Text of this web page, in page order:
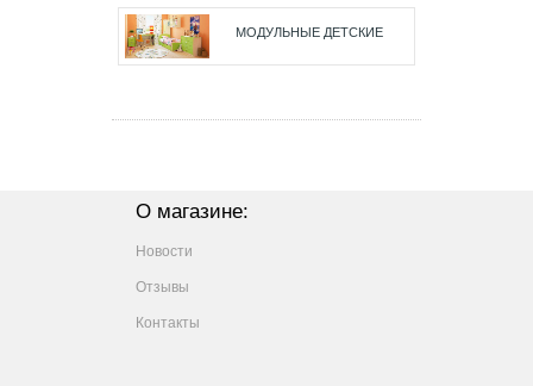
МОДУЛЬНЫЕ ДЕТСКИЕ
О магазине:
Новости
Отзывы
Контакты